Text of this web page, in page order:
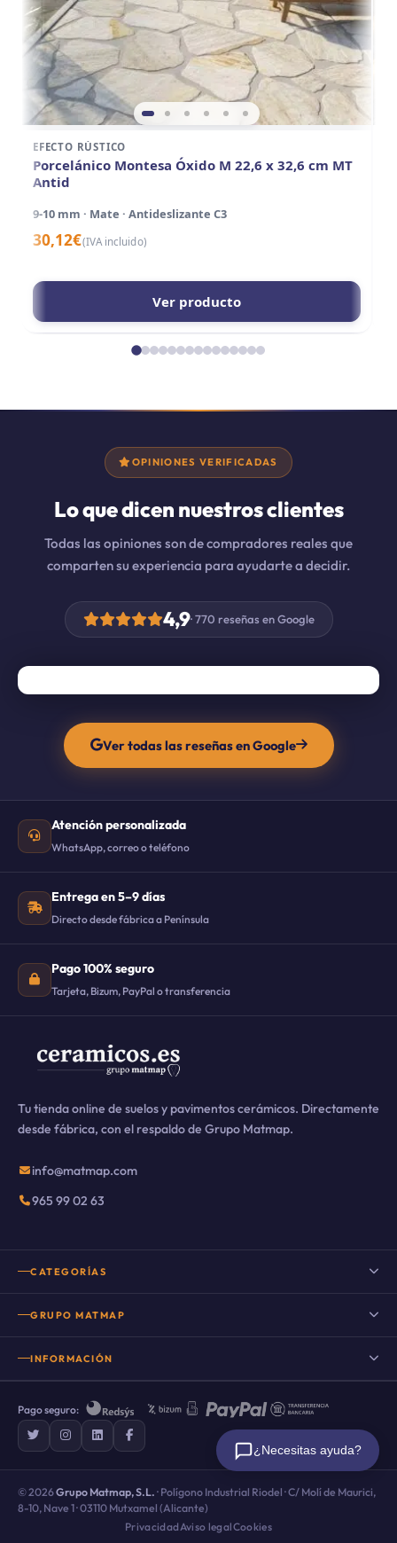
EFECTO RÚSTICO
Porcelánico Montesa Óxido M 22,6 x 32,6 cm MT
Antid
9-10 mm · Mate · Antideslizante C3
30,12€(IVA incluido)
Ver producto
OPINIONES VERIFICADAS
Lo que dicen nuestros clientes
Todas las opiniones son de compradores reales que
comparten su experiencia para ayudarte a decidir.
4,9· 770 reseñas en Google
Ver todas las reseñas en Google
Atención personalizada
WhatsApp, correo o teléfono
Entrega en 5–9 días
Directo desde fábrica a Península
Pago 100% seguro
Tarjeta, Bizum, PayPal o transferencia
Tu tienda online de suelos y pavimentos cerámicos. Directamente
desde fábrica, con el respaldo de Grupo Matmap.
info@matmap.com
965 99 02 63
CATEGORÍAS
Suelo porcelánico imitación madera
Porcelanico imitacion piedra
Suelo porcelánico imitación mármol
Suelos rústicos porcelánicos
Azulejo hidráulico
Porcelánico imitación barro
GRUPO MATMAP
INFORMACIÓN
Preguntas frecuentes
Sobre nosotros
Promociones y descuentos
Envío y devoluciones
Pago seguro:
© 2026Grupo Matmap, S.L. · Polígono Industrial Riodel · C/ Molí de Maurici,
8-10, Nave 1 · 03110 Mutxamel (Alicante)
Privacidad Aviso legalCookies
¿Necesitas ayuda?